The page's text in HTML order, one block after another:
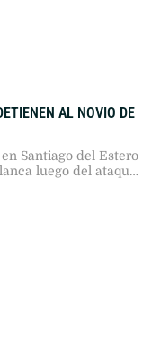
AL NOVIO DE
Santiago del Estero
luego del ataque